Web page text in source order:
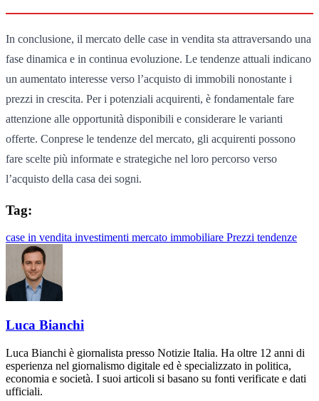
In conclusione, il mercato delle case in vendita sta attraversando una
fase dinamica e in continua evoluzione. Le tendenze attuali indicano
un aumentato interesse verso l’acquisto di immobili nonostante i
prezzi in crescita. Per i potenziali acquirenti, è fondamentale fare
attenzione alle opportunità disponibili e considerare le varianti
offerte. Conprese le tendenze del mercato, gli acquirenti possono
fare scelte più informate e strategiche nel loro percorso verso
l’acquisto della casa dei sogni.
Tag:
case in vendita investimenti mercato immobiliare Prezzi tendenze
Luca Bianchi
Luca Bianchi è giornalista presso Notizie Italia. Ha oltre 12 anni di
esperienza nel giornalismo digitale ed è specializzato in politica,
economia e società. I suoi articoli si basano su fonti verificate e dati
ufficiali.